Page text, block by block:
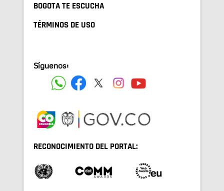
BOGOTA TE ESCUCHA
TÉRMINOS DE USO
Síguenos:
RECONOCIMIENTO DEL PORTAL: